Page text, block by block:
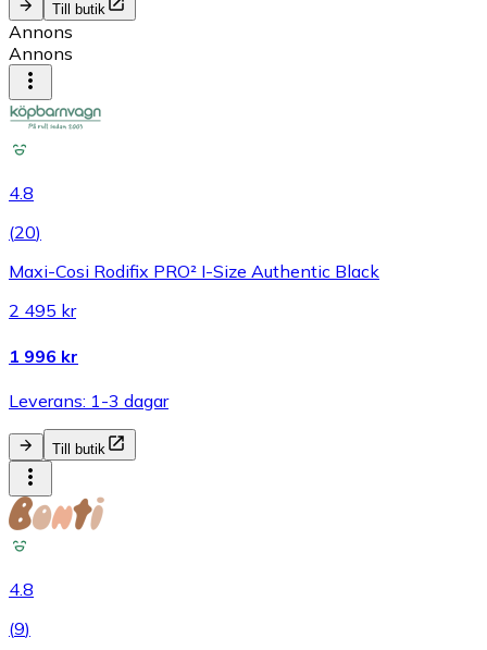
Till butik
Annons
Annons
4.8
(20)
Maxi-Cosi Rodifix PRO² I-Size Authentic Black
2 495 kr
1 996 kr
Leverans: 1-3 dagar
Till butik
4.8
(9)